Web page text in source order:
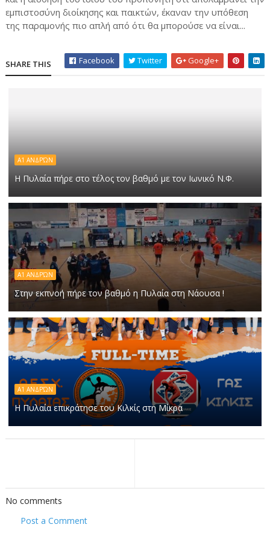
εμπιστοσύνη διοίκησης και παικτών, έκαναν την υπόθεση
της παραμονής πιο απλή από ότι θα μπορούσε να είναι...
SHARE THIS Facebook Twitter Google+
Α1 ΑΝΔΡΏΝ
Η Πυλαία πήρε στο τέλος τον βαθμό με τον Ιωνικό Ν.Φ.
Α1 ΑΝΔΡΏΝ
Στην εκπνοή πήρε τον βαθμό η Πυλαία στη Νάουσα !
Α1 ΑΝΔΡΏΝ
Η Πυλαία επικράτησε του Κιλκίς στη Μίκρα
No comments
Post a Comment